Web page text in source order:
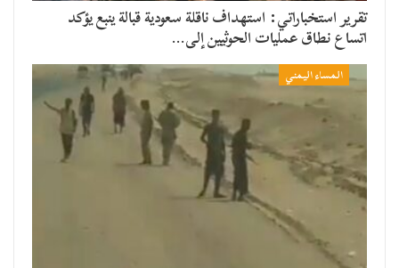
تقرير استخباراتي: استهداف ناقلة سعودية قبالة ينبع يؤكد
اتساع نطاق عمليات الحوثيين إلى…
المساء اليمني